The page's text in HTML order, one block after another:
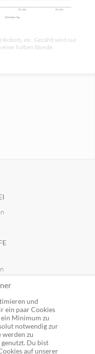
Robots, etc. Gezählt wird nur
halben Stunde.
und
ein paar Cookies
Minimum zu
notwendig zur
werden zu
Du bist
auf unserer